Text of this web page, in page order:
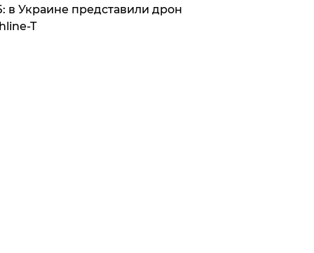
в Украине представили дрон
T